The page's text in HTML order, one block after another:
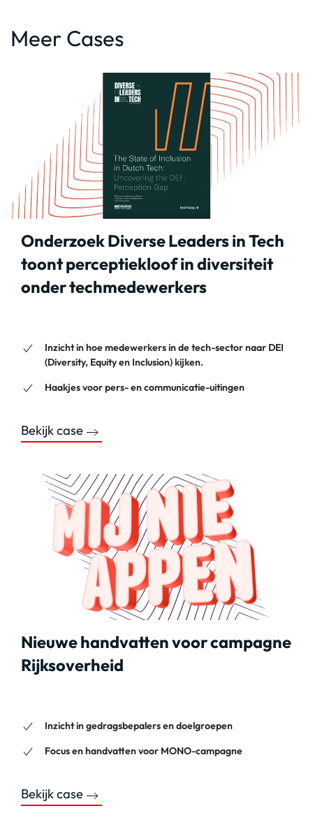
Meer Cases
Onderzoek Diverse Leaders in Tech
toont perceptiekloof in diversiteit
onder techmedewerkers
Inzicht in hoe medewerkers in de tech-sector naar DEI
(Diversity, Equity en Inclusion) kijken.
Haakjes voor pers- en communicatie-uitingen
Bekijk case
Nieuwe handvatten voor campagne
Rijksoverheid
Inzicht in gedragsbepalers en doelgroepen
Focus en handvatten voor MONO-campagne
Bekijk case